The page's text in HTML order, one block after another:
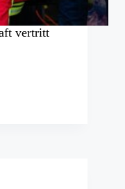
vertritt